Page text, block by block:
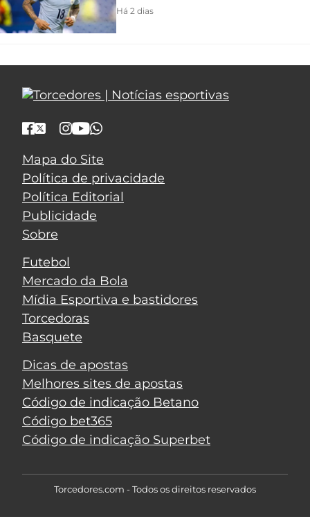
Há 2 dias
Mapa do Site
Política de privacidade
Política Editorial
Publicidade
Sobre
Futebol
Mercado da Bola
Mídia Esportiva e bastidores
Torcedoras
Basquete
Dicas de apostas
Melhores sites de apostas
Código de indicação Betano
Código bet365
Código de indicação Superbet
Torcedores.com - Todos os direitos reservados